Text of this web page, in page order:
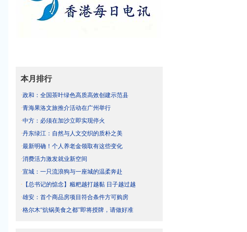
本月排行
·政和：全国茶叶绿色高质高效创建示范县
·青海果洛文旅推介活动在广州举行
·中方：必须在加沙立即实现停火
·丹东绿江：自然与人文交织的质朴之美
·最新明确！个人养老金领取有这些变化
·消费活力激发就业新空间
·宣城：一只流浪狗与一座城的温柔奔赴
· 【总书记的惦念】糍粑越打越黏 日子越过越
·雄安：首个商品房项目符合条件方可购房
·格尔木“炕锅美食之都”即将授牌，请做好准